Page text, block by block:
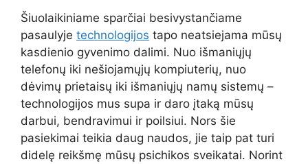
Šiuolaikiniame sparčiai besivystančiame
pasaulyje technologijos tapo neatsiejama mūsų
kasdienio gyvenimo dalimi. Nuo išmaniųjų
telefonų iki nešiojamųjų kompiuterių, nuo
dėvimų prietaisų iki išmaniųjų namų sistemų –
technologijos mus supa ir daro įtaką mūsų
darbui, bendravimui ir poilsiui. Nors šie
pasiekimai teikia daug naudos, jie taip pat turi
didelę reikšmę mūsų psichikos sveikatai. Norint